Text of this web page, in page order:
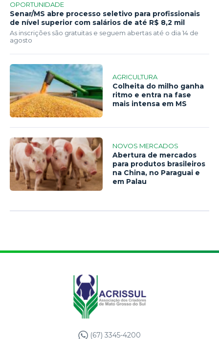
OPORTUNIDADE
Senar/MS abre processo seletivo para profissionais
de nível superior com salários de até R$ 8,2 mil
As inscrições são gratuitas e seguem abertas até o dia 14 de
agosto
AGRICULTURA
Colheita do milho ganha
ritmo e entra na fase
mais intensa em MS
NOVOS MERCADOS
Abertura de mercados
para produtos brasileiros
na China, no Paraguai e
em Palau
(67) 3345-4200